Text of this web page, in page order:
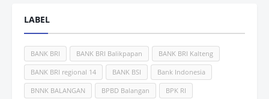
LABEL
BANK BRI BANK BRI Balikpapan BANK BRI Kalteng
BANK BRI regional 14 BANK BSI Bank Indonesia
BNNK BALANGAN BPBD Balangan BPK RI